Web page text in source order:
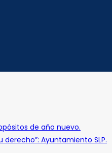
de año nuevo.
derecho”: Ayuntamiento SLP.